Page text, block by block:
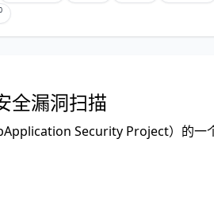
全漏洞扫描
Security Project）的一